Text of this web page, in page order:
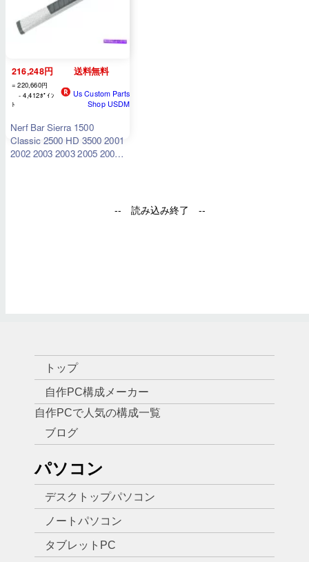
トップ
自作PC構成メーカー
自作PCで人気の構成一覧
ブログ
パソコン
デスクトップパソコン
ノートパソコン
タブレットPC